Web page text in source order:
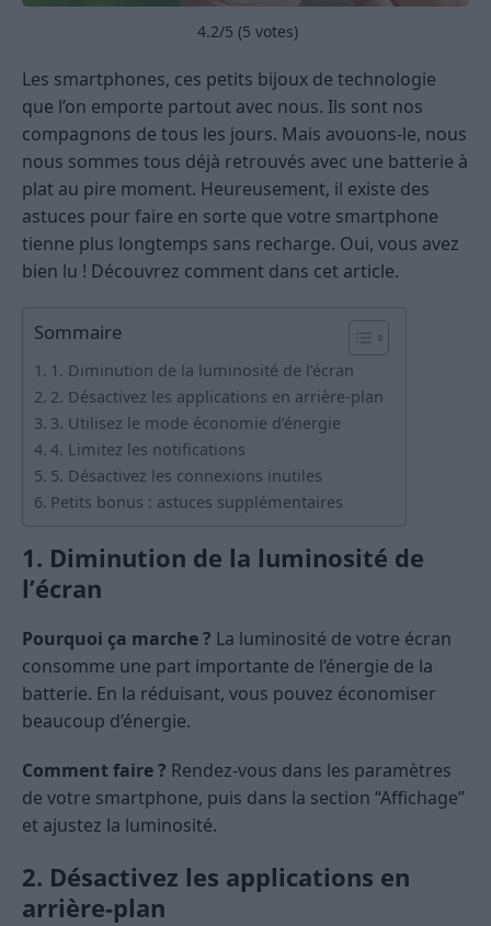
4.2/5 (5 votes)
Les smartphones, ces petits bijoux de technologie
que l’on emporte partout avec nous. Ils sont nos
compagnons de tous les jours. Mais avouons-le, nous
nous sommes tous déjà retrouvés avec une batterie à
plat au pire moment. Heureusement, il existe des
astuces pour faire en sorte que votre smartphone
tienne plus longtemps sans recharge. Oui, vous avez
bien lu ! Découvrez comment dans cet article.
Sommaire
1. Diminution de la luminosité de l’écran
2. Désactivez les applications en arrière-plan
3. Utilisez le mode économie d’énergie
4. Limitez les notifications
5. Désactivez les connexions inutiles
Petits bonus : astuces supplémentaires
1. Diminution de la luminosité de
l’écran
Pourquoi ça marche ? La luminosité de votre écran
consomme une part importante de l’énergie de la
batterie. En la réduisant, vous pouvez économiser
beaucoup d’énergie.
Comment faire ? Rendez-vous dans les paramètres
de votre smartphone, puis dans la section “Affichage”
et ajustez la luminosité.
2. Désactivez les applications en
arrière-plan